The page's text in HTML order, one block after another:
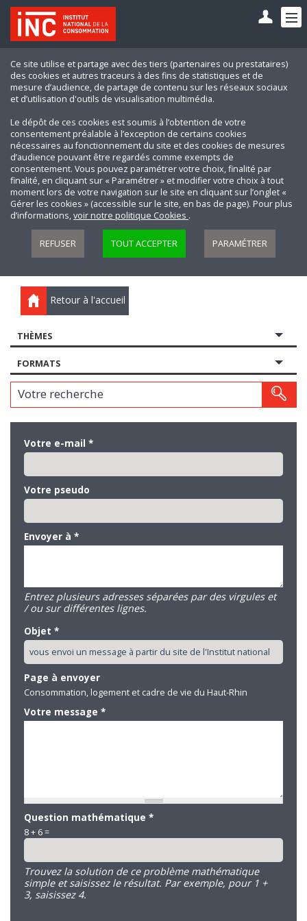
Ce site utilise et partage avec des tiers (partenaires ou prestataires)
des cookies et autres traceurs à des fins de statistiques et de
mesure d’audience, de partage de contenu sur les réseaux sociaux
et d’utilisation d'outils de visualisation multimédia.
Le dépôt de ces cookies est soumis à l’obtention de votre
consentement préalable à l’exception de certains cookies
nécessaires au fonctionnement du site et des cookies de mesures
d’audience pouvant être regardés comme exempts de
consentement. Vous pouvez paramétrer votre choix, finalité par
finalité, en cliquant sur « Paramétrer » et modifier votre choix à tout
moment lors de votre navigation sur le site en cliquant sur l’onglet «
Gérer les cookies » (accessible sur le site, en bas de page). Pour plus
d’informations,voir notre politique Cookies .
REFUSER TOUT ACCEPTER PARAMÉTRER
Retour à l'accueil
THÈMES
FORMATS
Votre recherche
Votre e-mail *
Votre pseudo
Envoyer à *
Entrez plusieurs adresses séparées par des virgules et
/ ou sur différentes lignes.
Objet *
Page à envoyer
Consommation, logement et cadre de vie du Haut-Rhin
Votre message *
Question mathématique *
8 + 6 =
Trouvez la solution de ce problème mathématique
simple et saisissez le résultat. Par exemple, pour 1 +
3, saisissez 4.